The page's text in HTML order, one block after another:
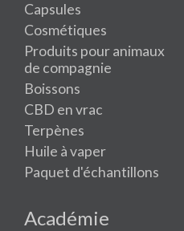
Capsules
Cosmétiques
Produits pour animaux
de compagnie
Boissons
CBD en vrac
Terpènes
Huile à vaper
Paquet d'échantillons
Académie